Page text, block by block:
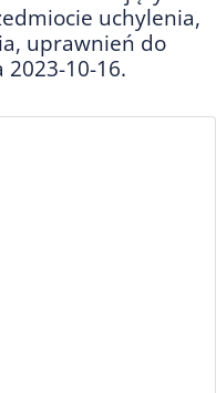
uchylenia,
uprawnień do
10-16.